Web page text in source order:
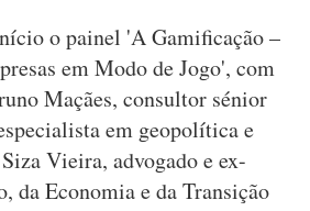
o painel 'A Gamificação –
em Modo de Jogo', com
Maçães, consultor sénior
em geopolítica e
Vieira, advogado e ex-
da Economia e da Transição